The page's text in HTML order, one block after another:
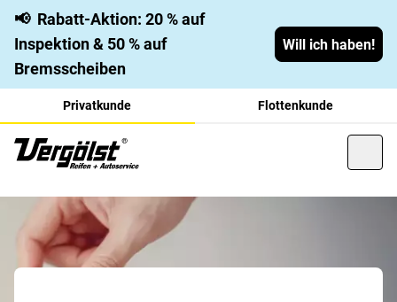
📢 Rabatt-Aktion: 20 % auf
Inspektion & 50 % auf
Bremsscheiben
Will ich haben!
Privatkunde Flottenkunde